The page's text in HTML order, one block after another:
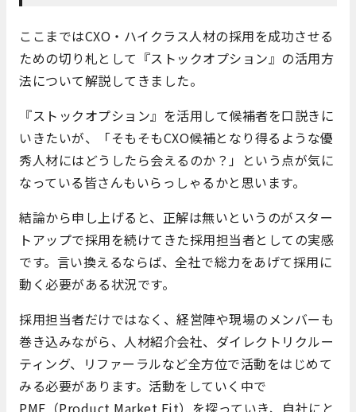
ここまではCXO・ハイクラス人材の採用を成功させる
ための切り札として『ストックオプション』の活用方
法について解説してきました。
『ストックオプション』を活用して候補者を口説きに
いきたいが、「そもそもCXO候補となり得るような優
秀人材にはどうしたら会えるのか？」という点が気に
なっている皆さんもいらっしゃるかと思います。
結論から申し上げると、正解は無いというのがスター
トアップで採用を続けてきた採用担当者としての実感
です。言い換えるならば、全社で総力をあげて採用に
動く必要がある状況です。
採用担当者だけではなく、経営陣や現場のメンバーも
巻き込みながら、人材紹介会社、ダイレクトリクルー
ティング、リファーラルなど全方位で活動をはじめて
みる必要があります。活動をしていく中で
PMF（Product Market Fit）を探っていき、自社にと